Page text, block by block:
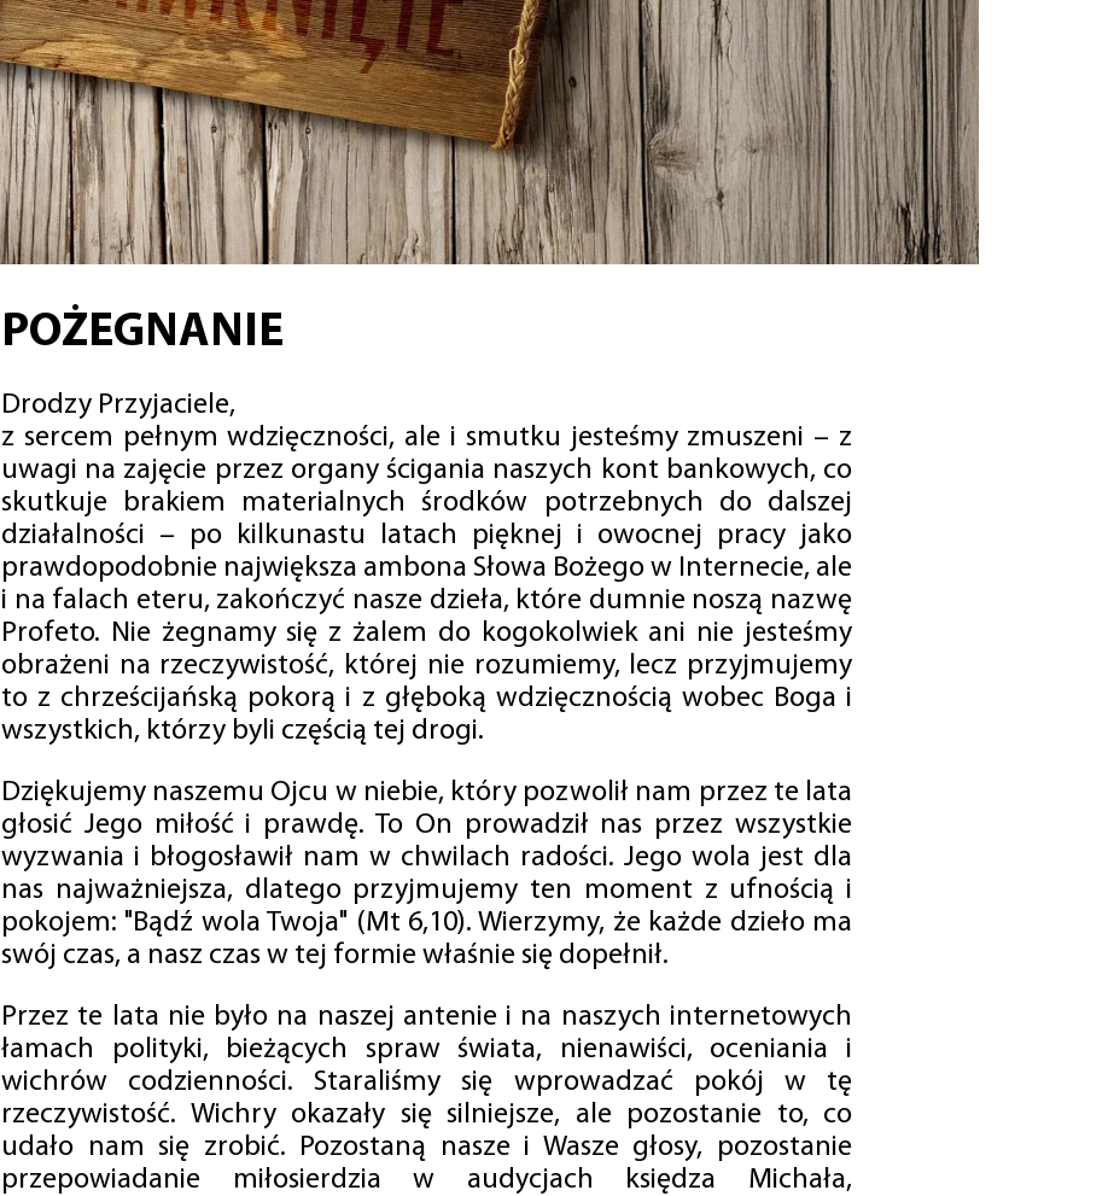
POŻEGNANIE
Drodzy Przyjaciele,
z sercem pełnym wdzięczności, ale i smutku jesteśmy zmuszeni – z
uwagi na zajęcie przez organy ścigania naszych kont bankowych, co
skutkuje brakiem materialnych środków potrzebnych do dalszej
działalności – po kilkunastu latach pięknej i owocnej pracy jako
prawdopodobnie największa ambona Słowa Bożego w Internecie, ale
i na falach eteru, zakończyć nasze dzieła, które dumnie noszą nazwę
Profeto. Nie żegnamy się z żalem do kogokolwiek ani nie jesteśmy
obrażeni na rzeczywistość, której nie rozumiemy, lecz przyjmujemy
to z chrześcijańską pokorą i z głęboką wdzięcznością wobec Boga i
wszystkich, którzy byli częścią tej drogi.
Dziękujemy naszemu Ojcu w niebie, który pozwolił nam przez te lata
głosić Jego miłość i prawdę. To On prowadził nas przez wszystkie
wyzwania i błogosławił nam w chwilach radości. Jego wola jest dla
nas najważniejsza, dlatego przyjmujemy ten moment z ufnością i
pokojem: "Bądź wola Twoja" (Mt 6,10). Wierzymy, że każde dzieło ma
swój czas, a nasz czas w tej formie właśnie się dopełnił.
Przez te lata nie było na naszej antenie i na naszych internetowych
łamach polityki, bieżących spraw świata, nienawiści, oceniania i
wichrów codzienności. Staraliśmy się wprowadzać pokój w tę
rzeczywistość. Wichry okazały się silniejsze, ale pozostanie to, co
udało nam się zrobić. Pozostaną nasze i Wasze głosy, pozostanie
przepowiadanie miłosierdzia w audycjach księdza Michała,